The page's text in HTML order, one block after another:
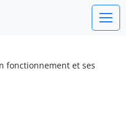
fonctionnement et ses